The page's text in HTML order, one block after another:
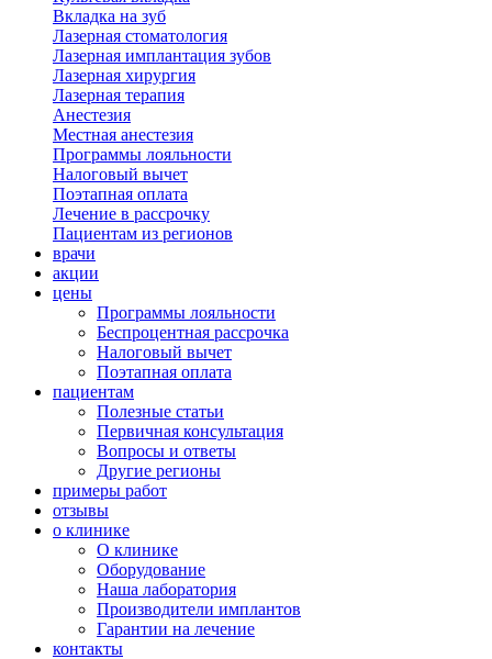
Вкладка на зуб
Лазерная стоматология
Лазерная имплантация зубов
Лазерная хирургия
Лазерная терапия
Анестезия
Местная анестезия
Программы лояльности
Налоговый вычет
Поэтапная оплата
Лечение в рассрочку
Пациентам из регионов
врачи
акции
цены
Программы лояльности
Беспроцентная рассрочка
Налоговый вычет
Поэтапная оплата
пациентам
Полезные статьи
Первичная консультация
Вопросы и ответы
Другие регионы
примеры работ
отзывы
о клинике
О клинике
Оборудование
Наша лаборатория
Производители имплантов
Гарантии на лечение
контакты